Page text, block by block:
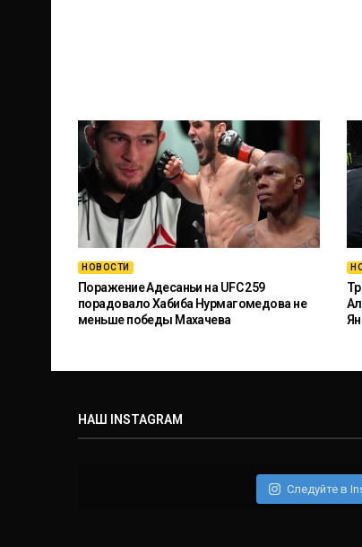
НОВОСТИ
Поражение Адесаньи на UFC 259
порадовало Хабиба Нурмагомедова не
меньше победы Махачева
НАШ INSTAGRAM
Следуйте в